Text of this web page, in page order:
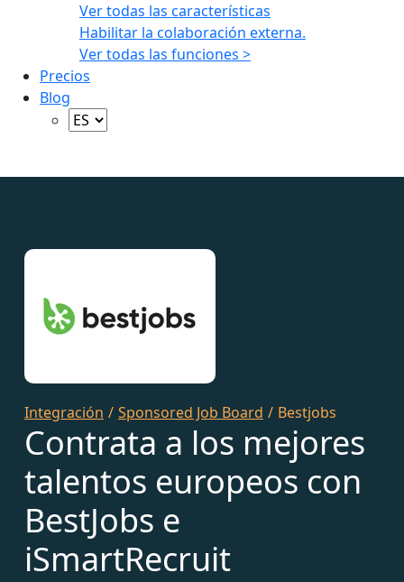
Ver todas las características
Habilitar la colaboración externa.
Ver todas las funciones >
Precios
Blog
Integración / Sponsored Job Board / Bestjobs
Contrata a los mejores
talentos europeos con
BestJobs e
iSmartRecruit